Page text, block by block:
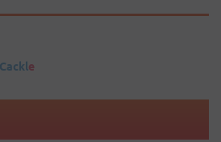
Cackle